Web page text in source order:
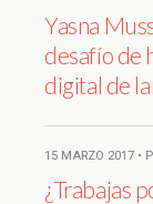
Yasna
desafío de
digital de
15 MARZO 2017 •
¿Trabajas